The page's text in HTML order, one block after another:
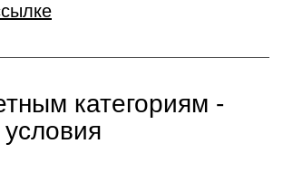
категориям -